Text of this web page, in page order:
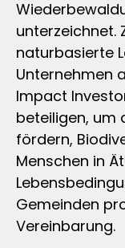
unterzeichnet.
naturbasierte
Unternehmen
Impact
beteiligen, um
fördern,
Menschen in
Gemeinden
Vereinbarung.